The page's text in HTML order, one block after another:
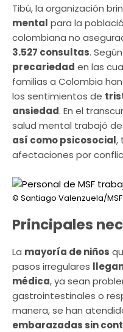
Tibú, la organización
mental para la
colombiana no
3.527 consultas.
precariedad en las
familias a Colombia
los sentimientos de
ansiedad. En el
salud mental trabajó
así como psicosocial,
afectaciones por
© Santiago Valenzuela/MSF
Principales
La mayoría de niños
pasos irregulares
médica, ya sean
gastrointestinales o
manera, se han
embarazadas sin